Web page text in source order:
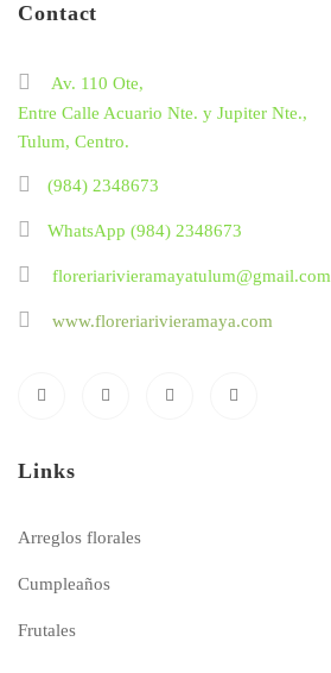
Contact
Av. 110 Ote,
Entre Calle Acuario Nte. y Jupiter Nte.,
Tulum, Centro.
(984) 2348673
WhatsApp (984) 2348673
floreriarivieramayatulum@gmail.com
www.floreriarivieramaya.com
Links
Arreglos florales
Cumpleaños
Frutales